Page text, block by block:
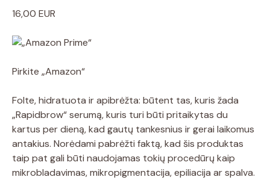
16,00 EUR
Pirkite „Amazon“
Folte, hidratuota ir apibrėžta: būtent tas, kuris žada
„Rapidbrow“ serumą, kuris turi būti pritaikytas du
kartus per dieną, kad gautų tankesnius ir gerai laikomus
antakius. Norėdami pabrėžti faktą, kad šis produktas
taip pat gali būti naudojamas tokių procedūrų kaip
mikrobladavimas, mikropigmentacija, epiliacija ar spalva.